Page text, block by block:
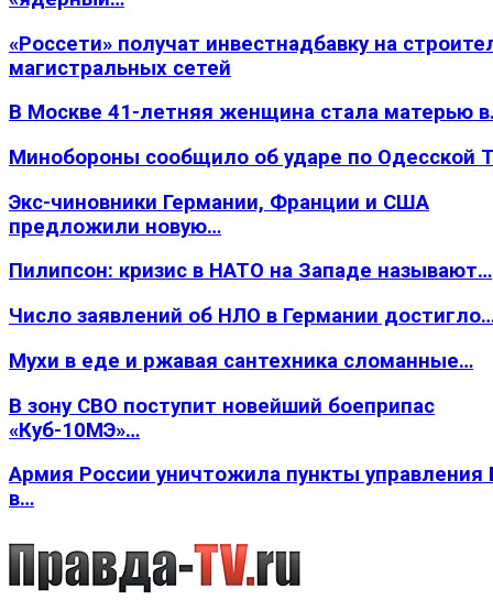
«Россети» получат инвестнадбавку на
магистральных сетей
В Москве 41-летняя женщина стала матерью
Минобороны сообщило об ударе по Одесской
Экс-чиновники Германии, Франции и США
предложили новую…
Пилипсон: кризис в НАТО на Западе называют…
Число заявлений об НЛО в Германии
Мухи в еде и ржавая сантехника сломанные…
В зону СВО поступит новейший боеприпас
«Куб-10МЭ»…
Армия России уничтожила пункты
в…